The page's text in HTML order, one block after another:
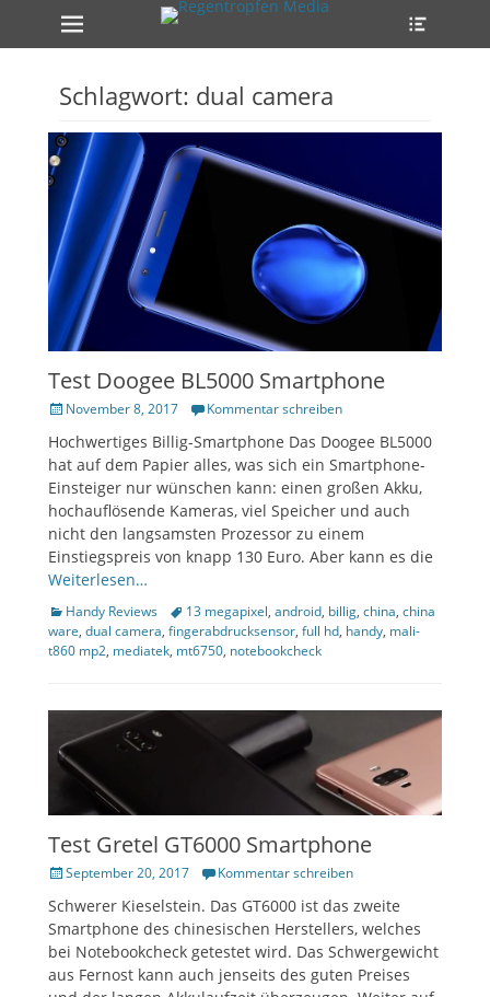
Erstes Menü
Zum
Inhalt:
Schlagwort: dual camera
Test Doogee BL5000 Smartphone
Veröffentlicht
November 8, 2017 Kommentar schreiben
Hochwertiges Billig-Smartphone Das Doogee BL5000
hat auf dem Papier alles, was sich ein Smartphone-
Einsteiger nur wünschen kann: einen großen Akku,
hochauflösende Kameras, viel Speicher und auch
nicht den langsamsten Prozessor zu einem
Einstiegspreis von knapp 130 Euro. Aber kann es die
Weiterlesen…
Kategorien
Handy Reviews Tags13 megapixel, android, billig, china, china
ware, dual camera, fingerabdrucksensor, full hd, handy, mali-
t860 mp2, mediatek, mt6750, notebookcheck
Test Gretel GT6000 Smartphone
Veröffentlicht
September 20, 2017 Kommentar schreiben
Schwerer Kieselstein. Das GT6000 ist das zweite
Smartphone des chinesischen Herstellers, welches
bei Notebookcheck getestet wird. Das Schwergewicht
aus Fernost kann auch jenseits des guten Preises